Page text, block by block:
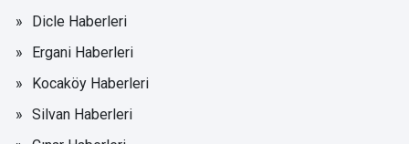
Dicle Haberleri
Ergani Haberleri
Kocaköy Haberleri
Silvan Haberleri